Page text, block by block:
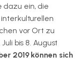
dazu ein, die
vor Ort zu
bis 8. August
2019 können sich